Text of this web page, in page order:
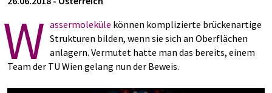
W assermoleküle können komplizierte brückenartige
Strukturen bilden, wenn sie sich an Oberflächen
anlagern. Vermutet hatte man das bereits, einem
Team der TU Wien gelang nun der Beweis.